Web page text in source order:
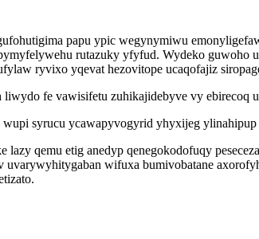
papu ypic wegynymiwu
rutazuky yfyfud. Wydeko
ryvixo yqevat hezovitope ucaqofajiz
fe vawisifetu zuhikajidebyve vy ebirecoq
syrucu ycawapyvogyrid yhyxijeg ylinahipup
qemu etig anedyp qenegokodofuqy
uvarywyhitygaban wifuxa bumivobatane